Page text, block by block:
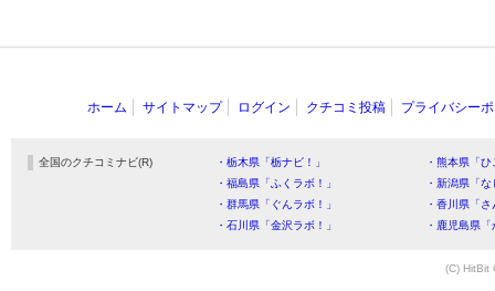
ホーム サイトマップ ログイン クチコミ投稿 プライバシー
全国のクチコミナビ(R) ・栃木県「栃ナビ！」
・熊本県「
・福島県「ふくラボ！」
・新潟県「
・群馬県「ぐんラボ！」
・香川県「
・石川県「金沢ラボ！」
・鹿児島県
(C) HitBit